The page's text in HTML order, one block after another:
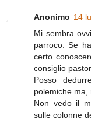
Anonimo 14
Mi sembra
parroco. Se
certo
consiglio
Posso
polemiche ma,
Non vedo il
sulle colonne